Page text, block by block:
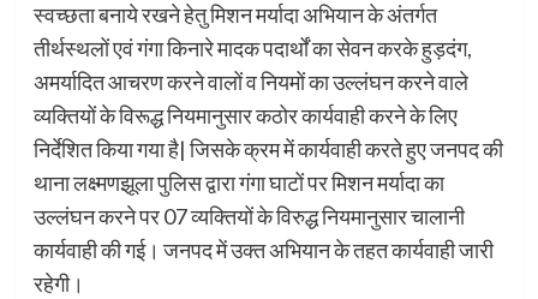
स्वच्छता बनाये रखने हेतु मिशन मर्यादा अभियान के अंतर्गत
तीर्थस्थलों एवं गंगा किनारे मादक पदार्थों का सेवन करके हुड़दंग,
अमर्यादित आचरण करने वालों व नियमों का उल्लंघन करने वाले
व्यक्तियों के विरूद्ध नियमानुसार कठोर कार्यवाही करने के लिए
निर्देशित किया गया है| जिसके क्रम में कार्यवाही करते हुए जनपद की
थाना लक्ष्मणझूला पुलिस द्वारा गंगा घाटों पर मिशन मर्यादा का
उल्लंघन करने पर 07 व्यक्तियों के विरुद्ध नियमानुसार चालानी
कार्यवाही की गई। जनपद में उक्त अभियान के तहत कार्यवाही जारी
रहेगी।